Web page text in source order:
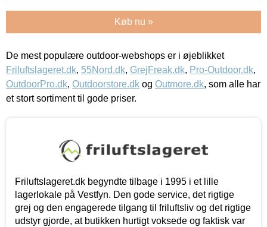
Køb nu »
De mest populære outdoor-webshops er i øjeblikket
Friluftslageret.dk, 55Nord.dk, GrejFreak.dk, Pro-Outdoor.dk,
OutdoorPro.dk, Outdoorstore.dk og Outmore.dk, som alle har
et stort sortiment til gode priser.
Friluftslageret.dk begyndte tilbage i 1995 i et lille
lagerlokale på Vestfyn. Den gode service, det rigtige
grej og den engagerede tilgang til friluftsliv og det rigtige
udstyr gjorde, at butikken hurtigt voksede og faktisk var